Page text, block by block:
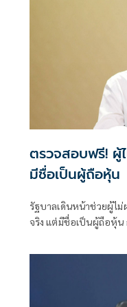
ตรวจสอบฟรี!
มีชื่อเป็นผู้ถือหุ้น
รัฐบาลเดินหน้าช่วยผู้ไ
จริง แต่มีชื่อเป็นผู้ถือหุ้น
ทั่วประเทศ